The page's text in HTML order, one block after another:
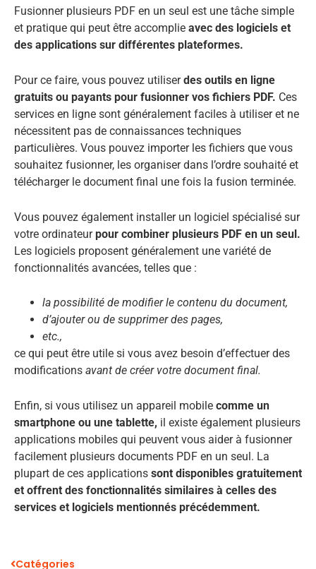
Fusionner plusieurs PDF en un seul est une tâche simple
et pratique qui peut être accomplie avec des logiciels et
des applications sur différentes plateformes.
Pour ce faire, vous pouvez utiliserdes outils en ligne
gratuits ou payants pour fusionner vos fichiers PDF. Ces
services en ligne sont généralement faciles à utiliser et ne
nécessitent pas de connaissances techniques
particulières. Vous pouvez importer les fichiers que vous
souhaitez fusionner, les organiser dans l’ordre souhaité et
télécharger le document final une fois la fusion terminée.
Vous pouvez également installer un logiciel spécialisé sur
votre ordinateurpour combiner plusieurs PDF en un seul.
Les logiciels proposent généralement une variété de
fonctionnalités avancées, telles que :
la possibilité de modifier le contenu du document,
d’ajouter ou de supprimer des pages,
etc.,
ce qui peut être utile si vous avez besoin d’effectuer des
modifications avant de créer votre document final.
Enfin, si vous utilisez un appareil mobile comme un
smartphone ou une tablette, il existe également plusieurs
applications mobiles qui peuvent vous aider à fusionner
facilement plusieurs documents PDF en un seul. La
plupart de ces applications sont disponibles gratuitement
et offrent des fonctionnalités similaires à celles des
services et logiciels mentionnés précédemment.
Catégories